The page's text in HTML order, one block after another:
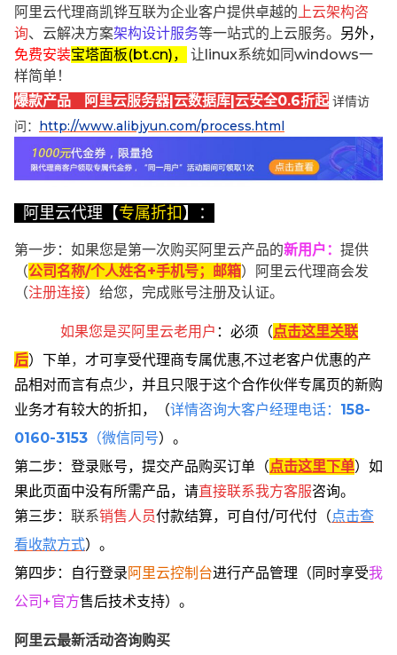
阿里云代理商凯铧互联为企业客户提供卓越的 上云架构咨
询、云解决方案架构设计服务等一站式的上云服务。 另外，
免费安装宝塔面板(bt.cn)，
让linux系统如同windows一
样简单！
爆款产品 阿里云服务器|云数据库|云安全0.6折起 详情访
问： http://www.alibjyun.com/process.html
阿里云代理【专属折扣】：
第一步：如果您是第一次购买阿里云产品的新用户 ： 提供
（公司名称/个人姓名+手机号；邮箱）阿里云代理商会发
（注册连接）给您，完成账号注册及认证。
如果您是买阿里云老用户 ： 必须 （点击这里关联
后） 下单， 才可享受代理商专属优惠,不过老客户优惠的产
品相对而言有点少，并且只限于这个合作伙伴专属页的新购
业务才有较大的折扣，
（详情咨询大客户经理电话： 158-
0160-3153 （微信同号）。
第二步：登录账号，提交产品购买订单（点击这里下单） 如
果此页面中没有所需产品，请直接联系我方客服咨询。
第三步： 联系销售人员付款结算，可自付/可代付（点击查
看收款方式）。
第四步：自行登录阿里云控制台进行产品管理（同时享受我
公司+官方售后技术支持）。
阿里云最新活动咨询购买